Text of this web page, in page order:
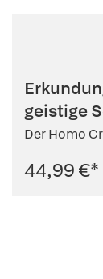
geistige
Der Homo
44,99 €*